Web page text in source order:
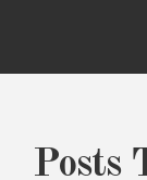
Posts